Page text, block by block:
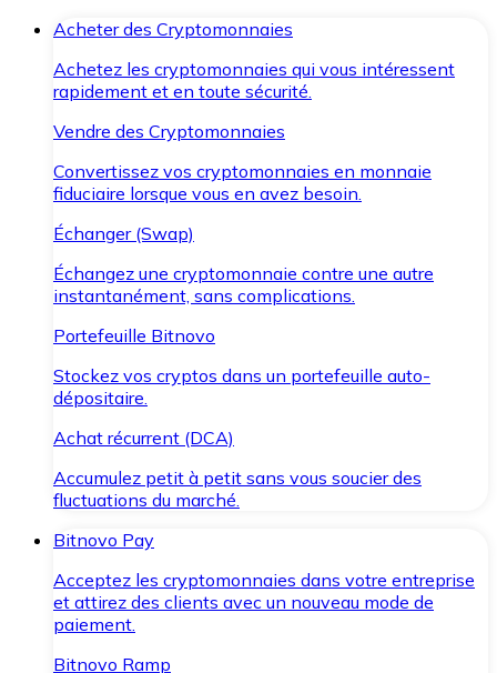
Acheter des Cryptomonnaies
Achetez les cryptomonnaies qui vous intéressent
rapidement et en toute sécurité.
Vendre des Cryptomonnaies
Convertissez vos cryptomonnaies en monnaie
fiduciaire lorsque vous en avez besoin.
Échanger (Swap)
Échangez une cryptomonnaie contre une autre
instantanément, sans complications.
Portefeuille Bitnovo
Stockez vos cryptos dans un portefeuille auto-
dépositaire.
Achat récurrent (DCA)
Accumulez petit à petit sans vous soucier des
fluctuations du marché.
Bitnovo Pay
Acceptez les cryptomonnaies dans votre entreprise
et attirez des clients avec un nouveau mode de
paiement.
Bitnovo Ramp